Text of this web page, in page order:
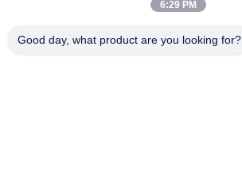
6:29 PM
Good day, what product are you looking for?